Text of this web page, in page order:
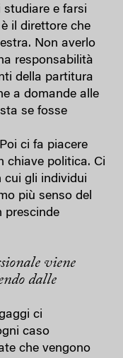
studiare e farsi
il direttore che
Non averlo
responsabilità
della partitura
a domande alle
se fosse
ci fa piacere
chiave politica. Ci
cui gli individui
più senso del
prescinde
viene
dalle
ci
caso
che vengono